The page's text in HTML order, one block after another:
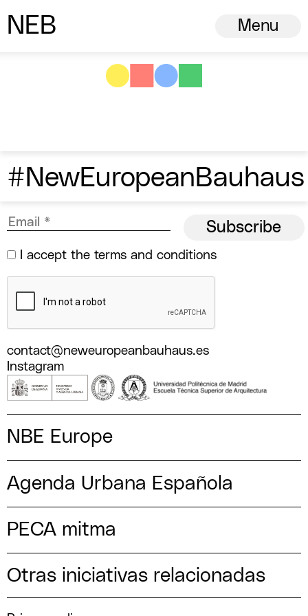
N ew
European
B Menu
#NewEuropeanBauhaus
I accept the terms and conditions
contact@neweuropeanbauhaus.es
Instagram
NBE Europe
Agenda Urbana Española
PECA mitma
Otras iniciativas relacionadas